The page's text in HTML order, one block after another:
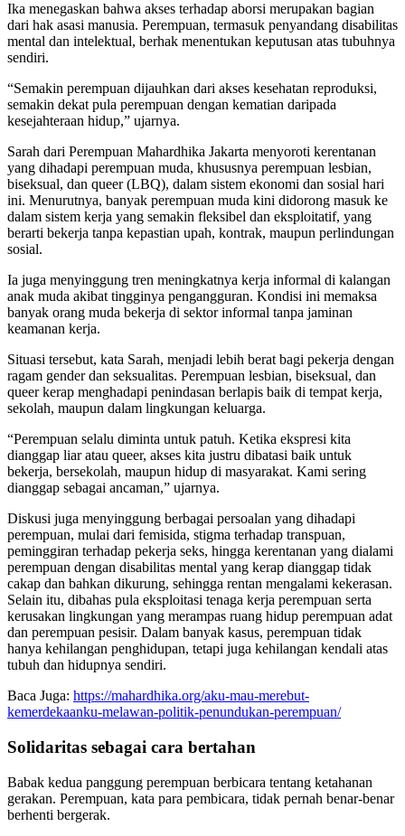
Ika menegaskan bahwa akses terhadap aborsi merupakan bagian
dari hak asasi manusia. Perempuan, termasuk penyandang disabilitas
mental dan intelektual, berhak menentukan keputusan atas tubuhnya
sendiri.
“Semakin perempuan dijauhkan dari akses kesehatan reproduksi,
semakin dekat pula perempuan dengan kematian daripada
kesejahteraan hidup,” ujarnya.
Sarah dari Perempuan Mahardhika Jakarta menyoroti kerentanan
yang dihadapi perempuan muda, khususnya perempuan lesbian,
biseksual, dan queer (LBQ), dalam sistem ekonomi dan sosial hari
ini. Menurutnya, banyak perempuan muda kini didorong masuk ke
dalam sistem kerja yang semakin fleksibel dan eksploitatif, yang
berarti bekerja tanpa kepastian upah, kontrak, maupun perlindungan
sosial.
Ia juga menyinggung tren meningkatnya kerja informal di kalangan
anak muda akibat tingginya pengangguran. Kondisi ini memaksa
banyak orang muda bekerja di sektor informal tanpa jaminan
keamanan kerja.
Situasi tersebut, kata Sarah, menjadi lebih berat bagi pekerja dengan
ragam gender dan seksualitas. Perempuan lesbian, biseksual, dan
queer kerap menghadapi penindasan berlapis baik di tempat kerja,
sekolah, maupun dalam lingkungan keluarga.
“Perempuan selalu diminta untuk patuh. Ketika ekspresi kita
dianggap liar atau queer, akses kita justru dibatasi baik untuk
bekerja, bersekolah, maupun hidup di masyarakat. Kami sering
dianggap sebagai ancaman,” ujarnya.
Diskusi juga menyinggung berbagai persoalan yang dihadapi
perempuan, mulai dari femisida, stigma terhadap transpuan,
peminggiran terhadap pekerja seks, hingga kerentanan yang dialami
perempuan dengan disabilitas mental yang kerap dianggap tidak
cakap dan bahkan dikurung, sehingga rentan mengalami kekerasan.
Selain itu, dibahas pula eksploitasi tenaga kerja perempuan serta
kerusakan lingkungan yang merampas ruang hidup perempuan adat
dan perempuan pesisir. Dalam banyak kasus, perempuan tidak
hanya kehilangan penghidupan, tetapi juga kehilangan kendali atas
tubuh dan hidupnya sendiri.
Baca Juga: https://mahardhika.org/aku-mau-merebut-
kemerdekaanku-melawan-politik-penundukan-perempuan/
Solidaritas sebagai cara bertahan
Babak kedua panggung perempuan berbicara tentang ketahanan
gerakan. Perempuan, kata para pembicara, tidak pernah benar-benar
berhenti bergerak.